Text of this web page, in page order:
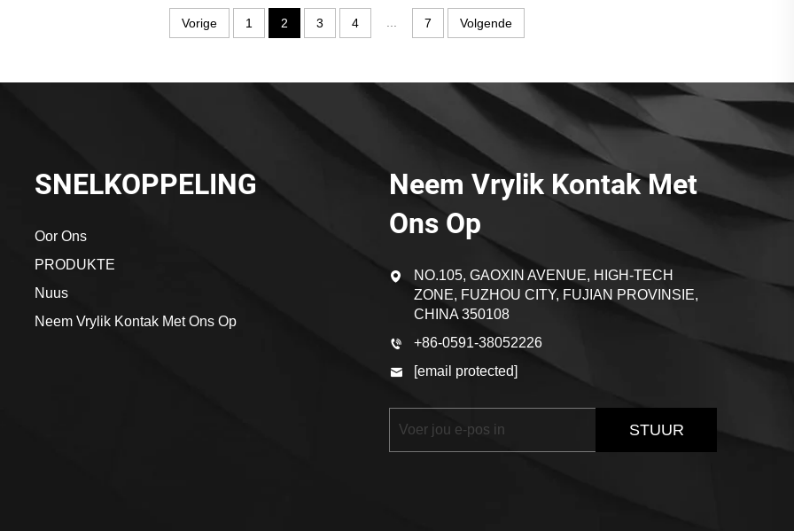
Vorige 1 2 3 4 7 Volgende
SNELKOPPELING
Oor Ons
PRODUKTE
Nuus
Neem Vrylik Kontak Met Ons Op
Neem Vrylik Kontak Met
Ons Op
NO.105, GAOXIN AVENUE, HIGH-TECH
ZONE, FUZHOU CITY, FUJIAN PROVINSIE,
CHINA 350108
+86-0591-38052226
[email protected]
STUUR